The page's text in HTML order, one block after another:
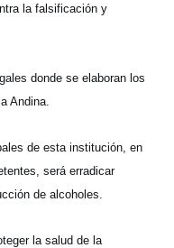
la falsificación y
donde se elaboran los
Andina.
de esta institución, en
será erradicar
de alcoholes.
la salud de la